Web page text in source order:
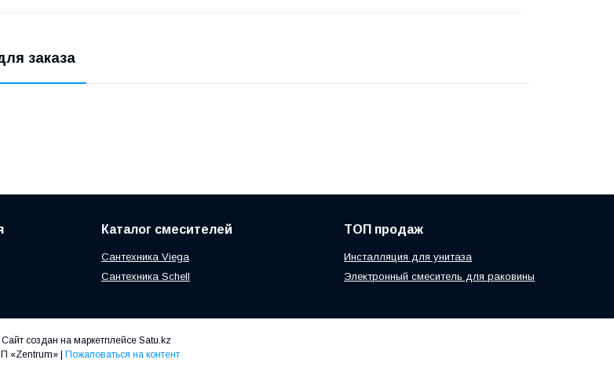
заказа
Каталог смесителей
Сантехника Viega
Сантехника Schell
ТОП продаж
Инсталляция для унитаза
Электронный смеситель для раковины
Сайт создан на маркетплейсе Satu.kz
Пожаловаться на контент